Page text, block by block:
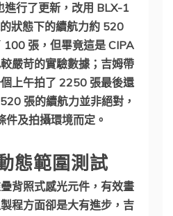
行了更新，改用 BLX-1
狀態下的續航力約 520
100 張，但畢竟這是 CIPA
嚴苛的實驗數據；吉姆帶
上午拍了 2250 張最後還
張的續航力並非絕對，
件及拍攝環境而定。
態範圍測試
背照式感光元件，有效畫
程方面卻是大有進步，吉